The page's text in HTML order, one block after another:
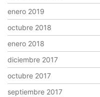
enero 2019
octubre 2018
enero 2018
diciembre 2017
octubre 2017
septiembre 2017